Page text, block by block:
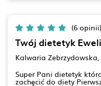
naprawdę wysłuchana i
zauważyć ogromną
indywidualne podejście.
po prostu jedną z wielu
szczere zaangażowanie
działania właśnie do
samopoczucia, potrzeb i
Konsultacja przebiegła
(6 opinii)
Twój dietetyk
Kalwaria
Super Pani dietetyk
zachęcić do diety